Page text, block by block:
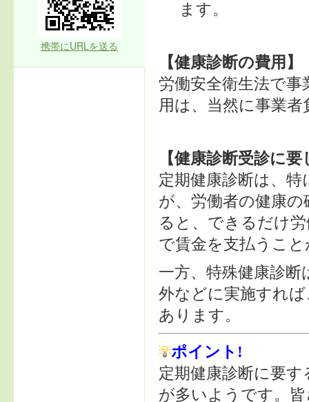
携帯にURLを送る
ます。
【健康診断の費用】
労働安全衛生法で
用は、当然に事業
【健康診断受診に
定期健康診断は、
が、労働者の健康
ると、できるだけ
で賃金を支払うこ
一方、特殊健康診
外などに実施すれ
あります。
ポイント!
定期健康診断に要
が多いようです。